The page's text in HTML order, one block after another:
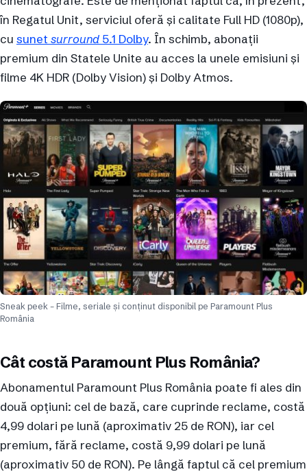
în Regatul Unit, serviciul oferă și calitate Full HD (1080p),
cu sunet surround 5.1 Dolby. În schimb, abonații
premium din Statele Unite au acces la unele emisiuni și
filme 4K HDR (Dolby Vision) și Dolby Atmos.
Sneak peek – Filme, seriale și conținut disponibil pe Paramount Plus
România
Cât costă Paramount Plus România?
Abonamentul Paramount Plus România poate fi ales din
două opțiuni: cel de bază, care cuprinde reclame, costă
4,99 dolari pe lună (aproximativ 25 de RON), iar cel
premium, fără reclame, costă 9,99 dolari pe lună
(aproximativ 50 de RON). Pe lângă faptul că cel premium